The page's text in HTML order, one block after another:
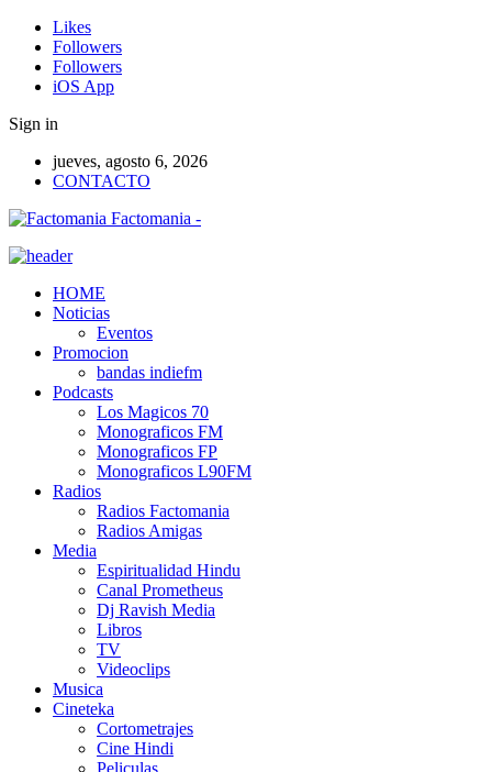
Likes
Followers
Followers
iOS App
Sign in
jueves, agosto 6, 2026
CONTACTO
Factomania -
HOME
Noticias
Eventos
Promocion
bandas indiefm
Podcasts
Los Magicos 70
Monograficos FM
Monograficos FP
Monograficos L90FM
Radios
Radios Factomania
Radios Amigas
Media
Espiritualidad Hindu
Canal Prometheus
Dj Ravish Media
Libros
TV
Videoclips
Musica
Cineteka
Cortometrajes
Cine Hindi
Peliculas